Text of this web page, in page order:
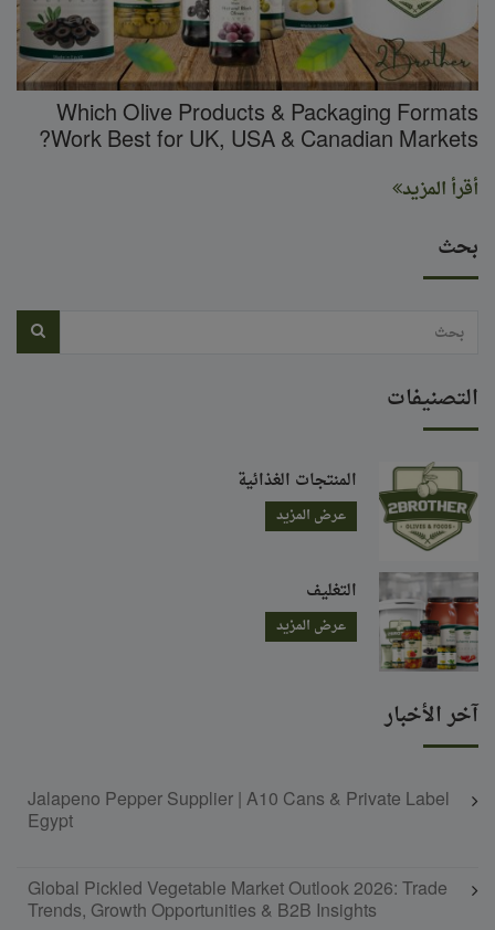
Which Olive Products & Packaging Formats
Work Best for UK, USA & Canadian Markets?
أقرأ المزيد
بحث
التصنيفات
المنتجات الغذائية
عرض المزيد
التغليف
عرض المزيد
آخر الأخبار
Jalapeno Pepper Supplier | A10 Cans & Private Label
Egypt
Global Pickled Vegetable Market Outlook 2026: Trade
Trends, Growth Opportunities & B2B Insights